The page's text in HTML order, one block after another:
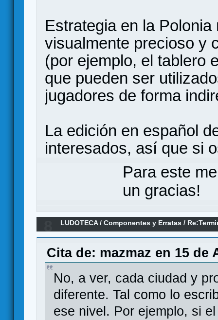
Estrategia en la
visualmente precioso y
(por ejemplo, el tablero
que pueden ser
jugadores de forma
La edición en español
interesados, así que si
Para este
un gracias!
LUDOTECA/Componentes y Erratas /
Llamas" (Devir)
Cita de: mazmaz en 15 de
No, a ver, cada ciudad y
diferente. Tal como lo
ese nivel. Por ejemplo, si